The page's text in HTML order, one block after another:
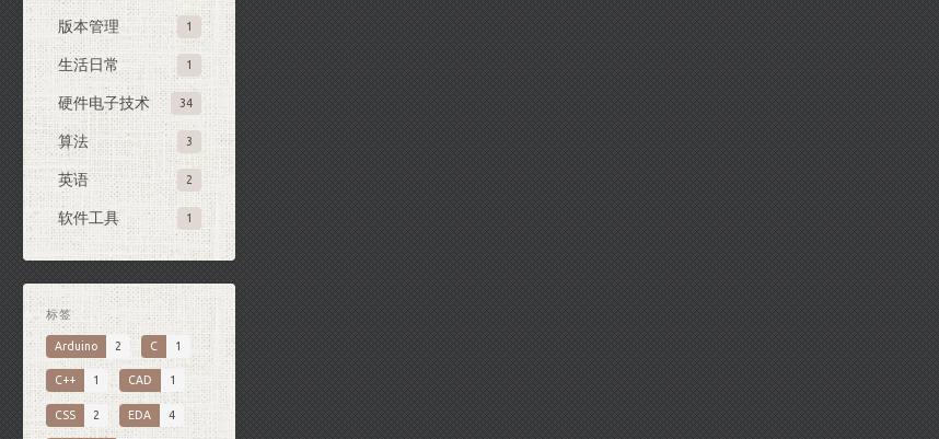
版本管理 1
生活日常 1
硬件电子技术 34
算法 3
英语 2
软件工具 1
标签
Arduino 2 C 1
C++ 1 CAD 1
CSS 2 EDA 4